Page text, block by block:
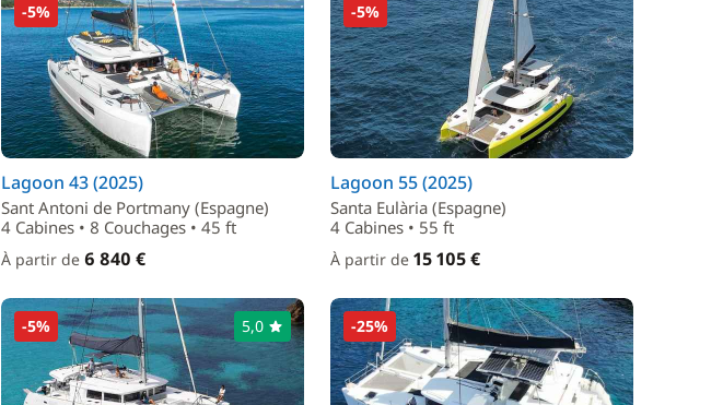
-5%
Lagoon 43 (2025)
Sant Antoni de Portmany (Espagne)
4 Cabines • 8 Couchages • 45 ft
À partir de 6 840 €
-5%
Lagoon 55 (2025)
Santa Eulària (Espagne)
4 Cabines • 55 ft
À partir de 15 105 €
-5% 5,0 -25%